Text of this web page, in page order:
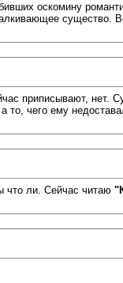
оскомину
существо.
приписывают, нет.
чего ему
что ли. Сейчас читаю